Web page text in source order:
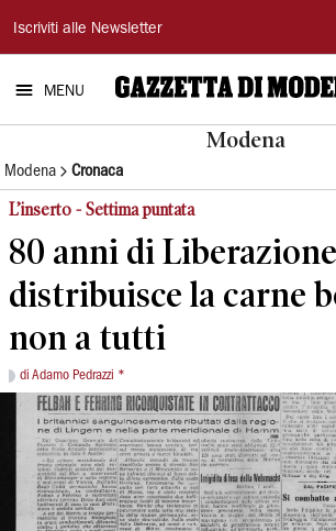
Gazzetta
di
Modena
Iscriviti alle Newsletter
MENU
Modena
Modena Cronaca
L’inserto - Settima puntata
80 anni di
distribuisce la carne
non a tutti
di Adamo Pedrazzi *